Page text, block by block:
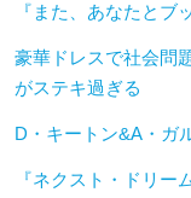
『また、あなたとブ
豪華ドレスで社会問
がステキ過ぎる
D・キートン&A・ガ
『ネクスト・ドリー